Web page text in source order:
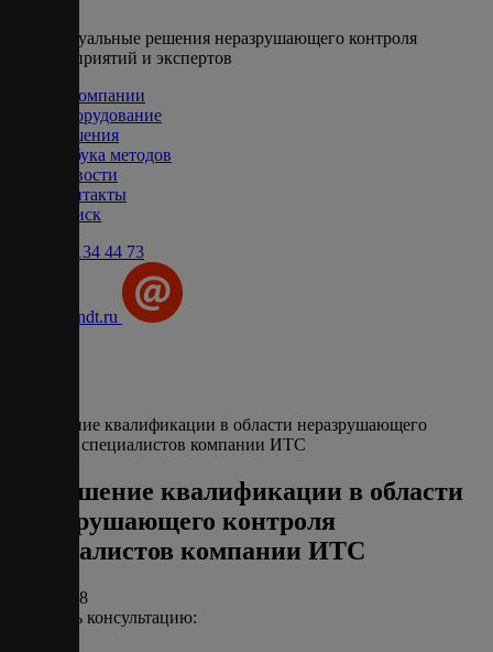
Индивидуальные решения неразрушающего контроля
для предприятий и экспертов
О компании
Оборудование
Решения
Азбука методов
Новости
Контакты
Поиск
+7 (495) 134 44 73
info@ets-ndt.ru
Повышение квалификации в области неразрушающего
контроля специалистов компании ИТС
Повышение квалификации в области
неразрушающего контроля
специалистов компании ИТС
12.09.2018
Получить консультацию: